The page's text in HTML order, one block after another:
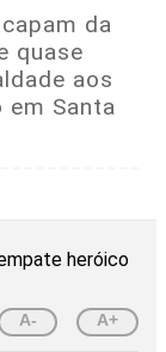
da
quase
aos
Santa
A- A+